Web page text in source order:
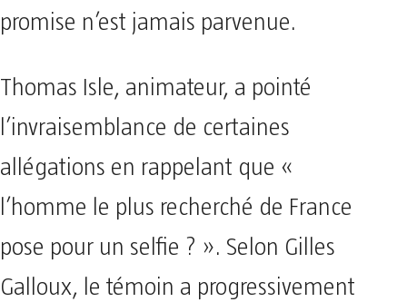
promise n’est jamais parvenue.
Thomas Isle, animateur, a pointé
l’invraisemblance de certaines
allégations en rappelant que «
l’homme le plus recherché de France
pose pour un selfie ? ». Selon Gilles
Galloux, le témoin a progressivement